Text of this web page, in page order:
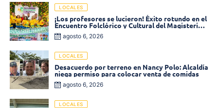
LOCALES
¡Los profesores se lucieron! Éxito rotundo en el
Encuentro Folclórico y Cultural del Magisterio
2026 en Ciénaga
agosto 6, 2026
LOCALES
Desacuerdo por terreno en Nancy Polo: Alcaldía
niega permiso para colocar venta de comidas
agosto 6, 2026
LOCALES